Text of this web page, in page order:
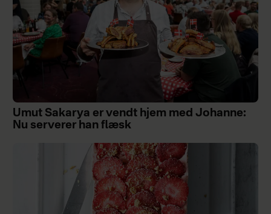
Umut Sakarya er vendt hjem med Johanne:
Nu serverer han flæsk